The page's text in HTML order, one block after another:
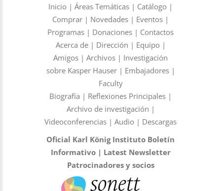
Inicio | Áreas Temáticas | Catálogo |
Comprar | Novedades | Eventos |
Programas | Donaciones | Contactos
Acerca de| Dirección | Equipo |
Amigos | Archivos | Investigación
sobre Kasper Hauser| Embajadores|
Faculty
Biografía | Reflexiones Principales |
Archivo de investigación |
Videoconferencias | Audio | Descargas
Oficial Karl König Instituto Boletín
Informativo| Latest Newsletter
Patrocinadores y socios